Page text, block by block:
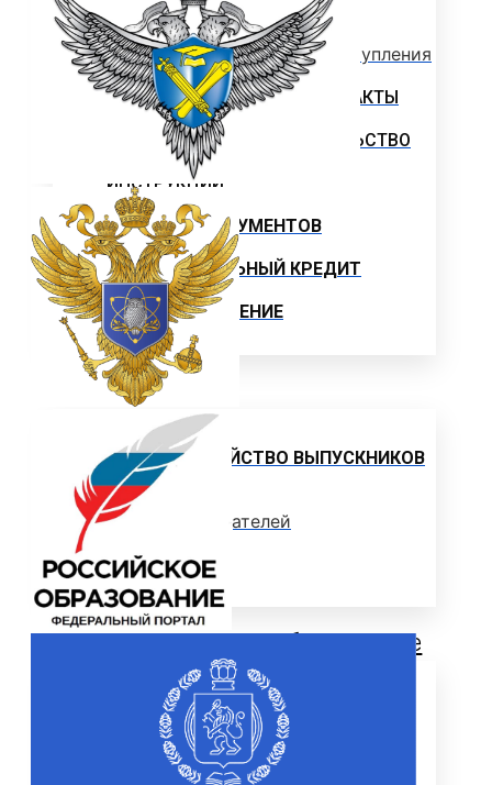
Сроки подачи документов
Перечень документов для поступления
ЛОКАЛЬНЫЕ НОРМАТИВНЫЕ АКТЫ
РОССИЙСКОЕ ЗАКОНОДАТЕЛЬСТВО
ИНСТРУКЦИИ
ОБРАЗЦЫ ДОКУМЕНТОВ
ОБРАЗОВАТЕЛЬНЫЙ КРЕДИТ
ЦЕЛЕВОЕ ОБУЧЕНИЕ
Выпускнику
ТРУДОУСТРОЙСТВО ВЫПУСКНИКОВ
Отзывы работодателей
Выпускники
Дополнительное образование
ЦЕНТР ДОПОЛНИТЕЛЬНОГО
ОБРАЗОВАНИЯ
ПРОГРАММЫ ДОПОЛНИТЕЛЬНОГО